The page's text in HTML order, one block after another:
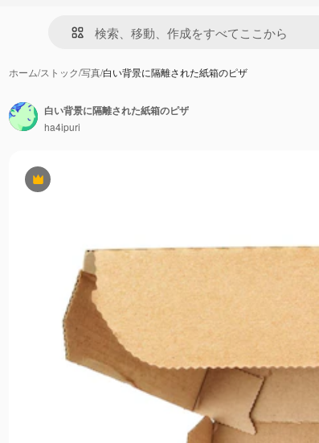
ホーム/ストック/写真/白い背景に隔離された紙箱のピザ
Premium
白い背景に隔離された紙箱のピザ
ha4ipuri